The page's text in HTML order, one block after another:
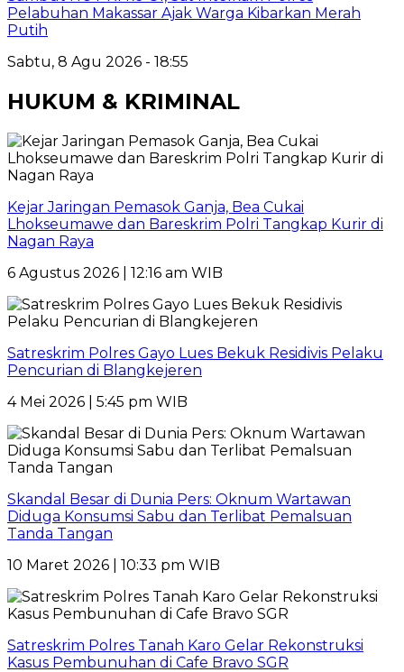
Pelabuhan Makassar Ajak Warga Kibarkan Merah
Putih
Sabtu, 8 Agu 2026 - 18:55
HUKUM & KRIMINAL
Kejar Jaringan Pemasok Ganja, Bea Cukai
Lhokseumawe dan Bareskrim Polri Tangkap Kurir di
Nagan Raya
6 Agustus 2026 | 12:16 am WIB
Satreskrim Polres Gayo Lues Bekuk Residivis Pelaku
Pencurian di Blangkejeren
4 Mei 2026 | 5:45 pm WIB
Skandal Besar di Dunia Pers: Oknum Wartawan
Diduga Konsumsi Sabu dan Terlibat Pemalsuan
Tanda Tangan
10 Maret 2026 | 10:33 pm WIB
Satreskrim Polres Tanah Karo Gelar Rekonstruksi
Kasus Pembunuhan di Cafe Bravo SGR